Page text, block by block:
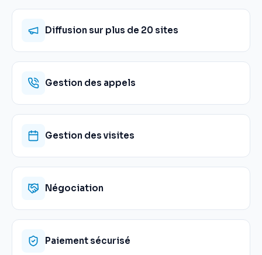
Diffusion sur plus de 20 sites
Gestion des appels
Gestion des visites
Négociation
Paiement sécurisé